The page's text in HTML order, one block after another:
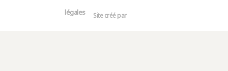
légales
Site créé par